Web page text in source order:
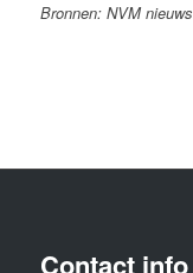
Bronnen: NVM
Contact info